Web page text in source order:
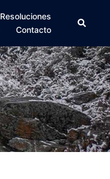
Resoluciones
Contacto
Buscar